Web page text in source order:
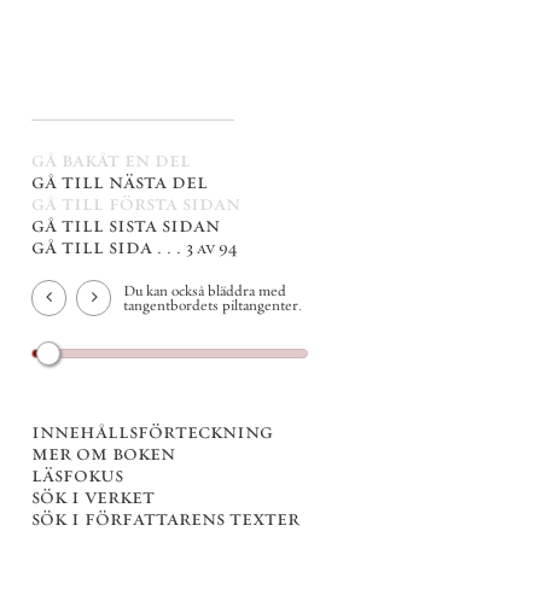
gå bakåt en del
gå till nästa del
gå till första sidan
gå till sista sidan
gå till sida . . . 3 av 94
Du kan också bläddra med
tangentbordets piltangenter.
innehållsförteckning
mer om boken
läsfokus
sök i verket
sök i författarens texter